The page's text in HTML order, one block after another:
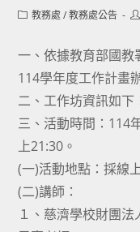
Post教務處 / 教務處公告
一、依據教育部國
114學年度工作計畫
二、工作坊資訊如下
三、活動時間：114
上21:30。
(一)活動地點：採線
(二)講師：
１、慈濟學校財團